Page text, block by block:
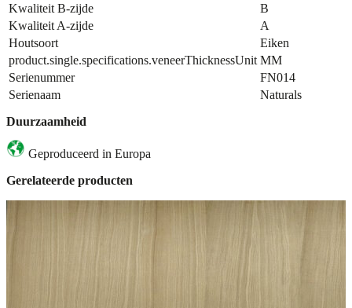
Kwaliteit B-zijde
B
Kwaliteit A-zijde
A
Houtsoort
Eiken
product.single.specifications.veneerThicknessUnit MM
Serienummer
FN014
Serienaam
Naturals
Duurzaamheid
Geproduceerd in Europa
Gerelateerde producten